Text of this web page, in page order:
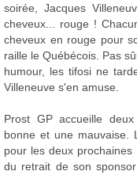
soirée, Jacques
cheveux... rouge !
cheveux en rouge pour
raille le Québécois. Pas
humour, les tifosi ne
Villeneuve s'en amuse.
Prost GP accueille
bonne et une mauvaise.
pour les deux
du retrait de son